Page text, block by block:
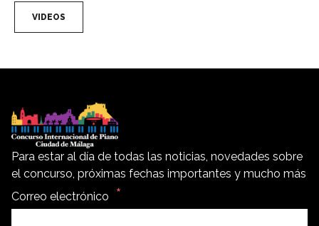
VIDEOS
Para estar al día de todas las noticias, novedades sobre
el concurso, próximas fechas importantes y mucho más
Correo electrónico